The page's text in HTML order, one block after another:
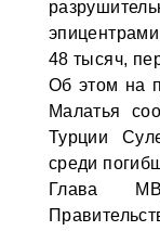
48 тысяч,
Об этом на
Малатья
Турции
среди
Глава